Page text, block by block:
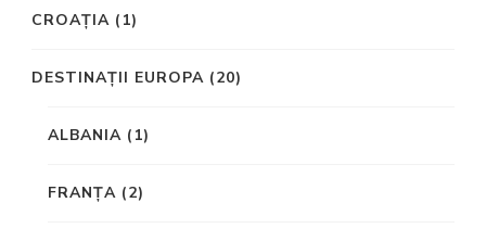
CROAȚIA (1)
DESTINAȚII EUROPA (20)
ALBANIA (1)
FRANȚA (2)